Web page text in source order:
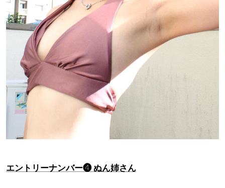
エントリーナンバー❹ ぬん姉さん